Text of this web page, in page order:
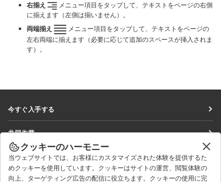
右揃え
メニュー項目をタップして、テキストをページの右側
に揃えます（左側は揃いません）。
両端揃え
メニュー項目をタップして、テキストをページの
左右両端に揃えます（必要に応じて追加のスペースが挿入されま
す）。
今すぐ入手する
DocSpace
Workspace
コネクター
共同作業
貢献者向け
翻訳者向け
ニュースを見る
ブログ
ヘルプを得る
クッキーのハーモニー
当ウェブサイトでは、お客様にカスタマイズされた体験を提供するた
めクッキーを使用しています。クッキーはサイトの運営、閲覧体験の
向上、ターゲティング広告の配信に役立ちます。クッキーの使用に完